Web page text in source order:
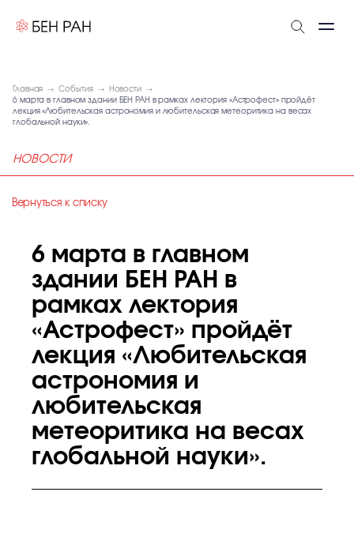
Главная События
Новости
6 марта в главном здании БЕН РАН в рамках лектория «Астрофест» пройдёт
лекция «Любительская астрономия и любительская метеоритика на весах
глобальной науки».
НОВОСТИ
Вернуться к списку
6 марта в главном
здании БЕН РАН в
рамках лектория
«Астрофест» пройдёт
лекция «Любительская
астрономия и
любительская
метеоритика на весах
глобальной науки».